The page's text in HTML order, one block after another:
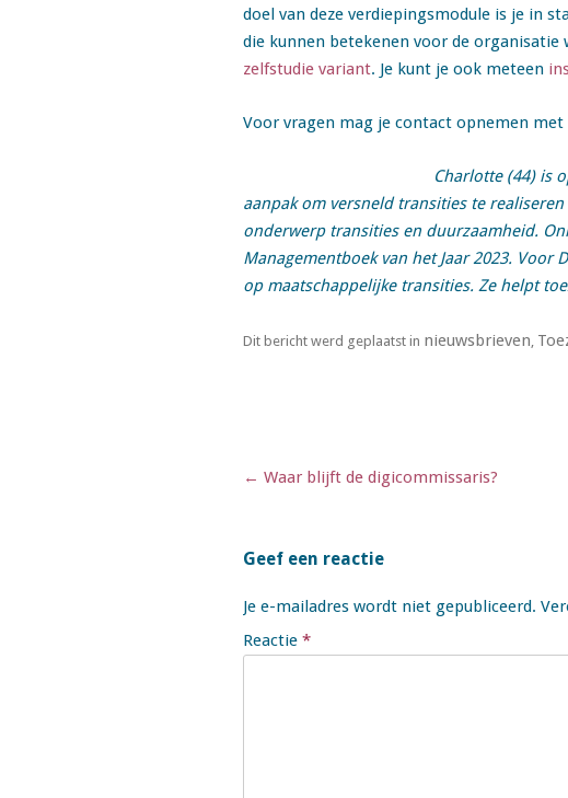
doel van deze verdiepingsmodule is je in
die kunnen betekenen voor de
zelfstudie variant. Je kunt je ook meteen
Voor vragen mag je contact opnemen met
Charlotte (44) is
aanpak om versneld transities te
onderwerp transities en duurzaamheid.
Managementboek van het Jaar 2023.
op maatschappelijke transities. Ze helpt
Dit bericht werd geplaatst in nieuwsbrieven,
Berichtnavigatie
← Waar blijft de digicommissaris?
Geef een reactie
Je e-mailadres wordt niet gepubliceerd.
Reactie *